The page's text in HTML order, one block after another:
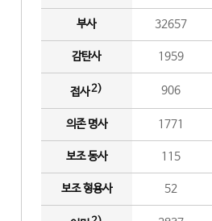
부사 32657
감탄사 1959
접사2) 906
의존 명사 1771
보조 동사 115
보조 형용사 52